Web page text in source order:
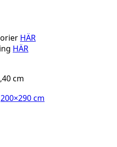
HÄR
HÄR
cm
200×290 cm